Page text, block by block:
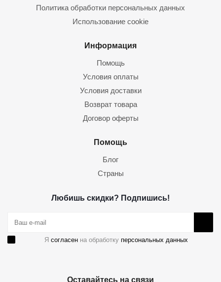
Политика обработки персональных данных
Использование cookie
Информация
Помощь
Условия оплаты
Условия доставки
Возврат товара
Договор оферты
Помощь
Блог
Страны
Любишь скидки? Подпишись!
Я согласен на обработку персональных данных
Оставайтесь на связи